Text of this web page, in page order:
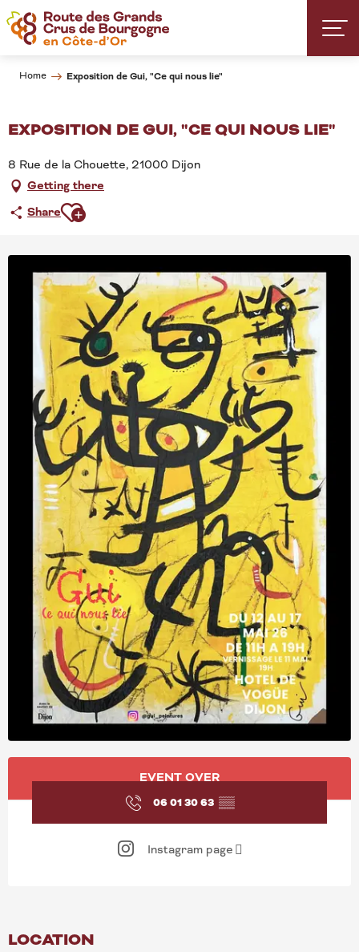
Aller
au
contenu
Home Exposition de Gui, "Ce qui nous lie"
EXPOSITION DE GUI, "CE QUI NOUS LIE"
8 Rue de la Chouette, 21000 Dijon
Getting there
ShareAjouter aux favoris
OPENING HOURS &
EVENT OVER
06 01 30 63 ▒▒
Instagram page
LOCATION